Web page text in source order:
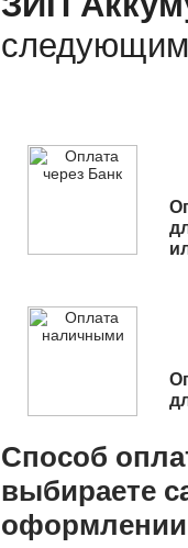
Способ
выбираете
оформлении